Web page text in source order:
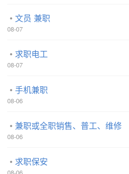
文员 兼职
08-07
求职电工
08-07
手机兼职
08-06
兼职或全职销售、普工、维修
08-06
求职保安